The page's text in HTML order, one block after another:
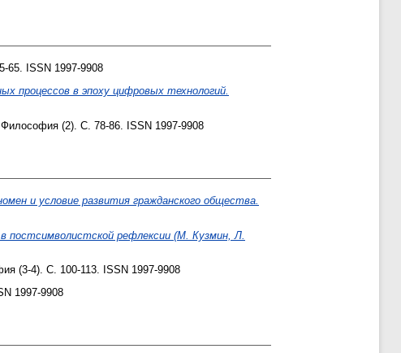
65. ISSN 1997-9908
процессов в эпоху цифровых технологий.
(2). С. 78-86. ISSN 1997-9908
и условие развития гражданского общества.
рефлексии (М. Кузмин, Л.
(3-4). С. 100-113. ISSN 1997-9908
1997-9908